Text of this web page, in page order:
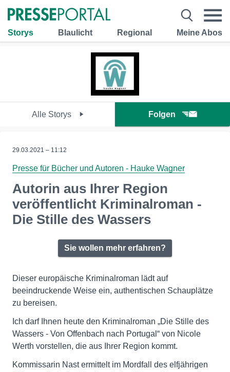
Storys Blaulicht Regional Meine Abos
Alle Storys Folgen
29.03.2021 – 11:12
Presse für Bücher und Autoren - Hauke Wagner
Autorin aus Ihrer Region
veröffentlicht Kriminalroman -
Die Stille des Wassers
Sie wollen mehr erfahren?
Dieser europäische Kriminalroman lädt auf
beeindruckende Weise ein, authentischen Schauplätze
zu bereisen.
Ich darf Ihnen heute den Kriminalroman „Die Stille des
Wassers - Von Offenbach nach Portugal“ von Nicole
Werth vorstellen, die aus Ihrer Region kommt.
Kommissarin Nast ermittelt im Mordfall des elfjährigen